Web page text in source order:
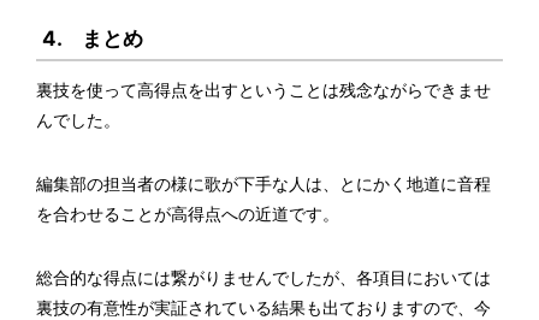
4. まとめ
裏技を使って高得点を出すということは残念ながらできませ
んでした。
編集部の担当者の様に歌が下手な人は、とにかく地道に音程
を合わせることが高得点への近道です。
総合的な得点には繋がりませんでしたが、各項目においては
裏技の有意性が実証されている結果も出ておりますので、今